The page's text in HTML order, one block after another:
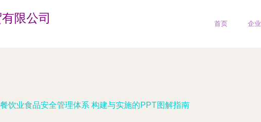
限公司 首页 企
餐饮业食品安全管理体系 构建与实施的PPT图解指南